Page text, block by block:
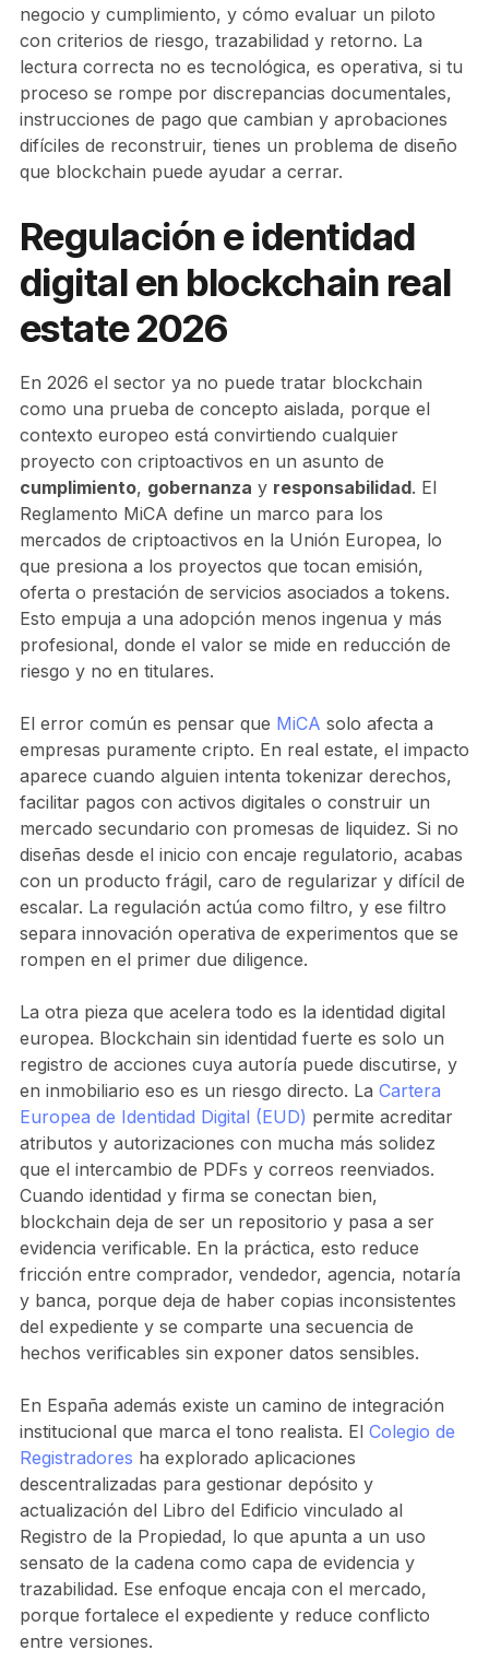
negocio y cumplimiento, y cómo evaluar un piloto
con criterios de riesgo, trazabilidad y retorno. La
lectura correcta no es tecnológica, es operativa, si tu
proceso se rompe por discrepancias documentales,
instrucciones de pago que cambian y aprobaciones
difíciles de reconstruir, tienes un problema de diseño
que blockchain puede ayudar a cerrar.
Regulación e identidad
digital en blockchain real
estate 2026
En 2026 el sector ya no puede tratar blockchain
como una prueba de concepto aislada, porque el
contexto europeo está convirtiendo cualquier
proyecto con criptoactivos en un asunto de
cumplimiento, gobernanza y responsabilidad. El
Reglamento MiCA define un marco para los
mercados de criptoactivos en la Unión Europea, lo
que presiona a los proyectos que tocan emisión,
oferta o prestación de servicios asociados a tokens.
Esto empuja a una adopción menos ingenua y más
profesional, donde el valor se mide en reducción de
riesgo y no en titulares.
El error común es pensar que MiCA solo afecta a
empresas puramente cripto. En real estate, el impacto
aparece cuando alguien intenta tokenizar derechos,
facilitar pagos con activos digitales o construir un
mercado secundario con promesas de liquidez. Si no
diseñas desde el inicio con encaje regulatorio, acabas
con un producto frágil, caro de regularizar y difícil de
escalar. La regulación actúa como filtro, y ese filtro
separa innovación operativa de experimentos que se
rompen en el primer due diligence.
La otra pieza que acelera todo es la identidad digital
europea. Blockchain sin identidad fuerte es solo un
registro de acciones cuya autoría puede discutirse, y
en inmobiliario eso es un riesgo directo. La Cartera
Europea de Identidad Digital (EUD) permite acreditar
atributos y autorizaciones con mucha más solidez
que el intercambio de PDFs y correos reenviados.
Cuando identidad y firma se conectan bien,
blockchain deja de ser un repositorio y pasa a ser
evidencia verificable. En la práctica, esto reduce
fricción entre comprador, vendedor, agencia, notaría
y banca, porque deja de haber copias inconsistentes
del expediente y se comparte una secuencia de
hechos verificables sin exponer datos sensibles.
En España además existe un camino de integración
institucional que marca el tono realista. El Colegio de
Registradores ha explorado aplicaciones
descentralizadas para gestionar depósito y
actualización del Libro del Edificio vinculado al
Registro de la Propiedad, lo que apunta a un uso
sensato de la cadena como capa de evidencia y
trazabilidad. Ese enfoque encaja con el mercado,
porque fortalece el expediente y reduce conflicto
entre versiones.